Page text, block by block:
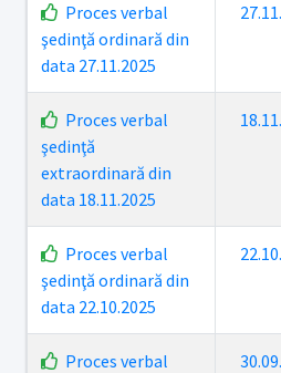
Proces verbal
şedinţă ordinară din
data 27.11.2025
Proces verbal
şedinţă
extraordinară din
data 18.11.2025
Proces verbal
şedinţă ordinară din
data 22.10.2025
Proces verbal